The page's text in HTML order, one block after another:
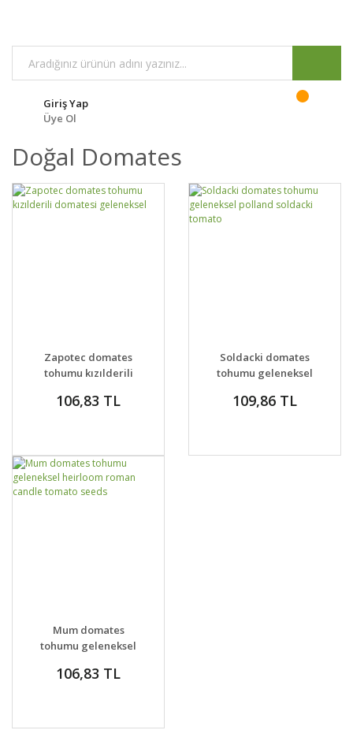
Giriş Yap
Üye Ol
Doğal Domates
DETAYLAR
VER
Zapotec domates
tohumu kızılderili
106,83 TL
DETAYLAR
VER
Soldacki domates
tohumu geleneksel
tomato
109,86 TL
DETAYLAR
VER
Mum domates
tohumu geleneksel
candle tomato seeds
106,83 TL